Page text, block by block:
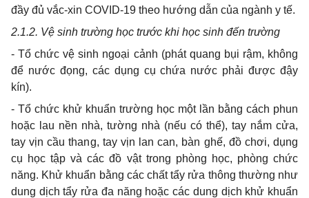
đầy đủ vắc-xin COVID-19 theo hướng dẫn của ngành y tế.
2.1.2. Vệ sinh trường học trước khi học sinh đến trường
- Tổ chức vệ sinh ngoại cảnh (phát quang bụi rậm, không
để nước đọng, các dụng cụ chứa nước phải được đậy
kín).
- Tổ chức khử khuẩn trường học một lần bằng cách phun
hoặc lau nền nhà, tường nhà (nếu có thể), tay nắm cửa,
tay vịn cầu thang, tay vịn lan can, bàn ghế, đồ chơi, dụng
cụ học tập và các đồ vật trong phòng học, phòng chức
năng. Khử khuẩn bằng các chất tẩy rửa thông thường như
dung dịch tẩy rửa đa năng hoặc các dung dịch khử khuẩn